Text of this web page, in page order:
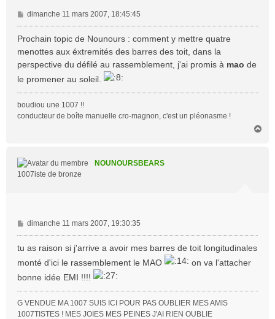
M
e
s
g
e
dimanche 11 mars 2007, 18:45:45
Prochain topic de Nounours : comment y mettre quatre
menottes aux éxtremités des barres des toit, dans la
perspective du défilé au rassemblement, j'ai promis à mao de
le promener au soleil.
boudiou une 1007 !!
conducteur de boîte manuelle cro-magnon, c'est un pléonasme !
NOUNOURSBEARS
1007iste de bronze
M
e
s
a
g
e
dimanche 11 mars 2007, 19:30:35
tu as raison si j'arrive a avoir mes barres de toit longitudinales
monté d'ici le rassemblement le MAO
on va l'attacher
bonne idée EMI !!!!
G VENDUE MA 1007 SUIS ICI POUR PAS OUBLIER MES AMIS
1007TISTES ! MES JOIES MES PEINES J'AI RIEN OUBLIE